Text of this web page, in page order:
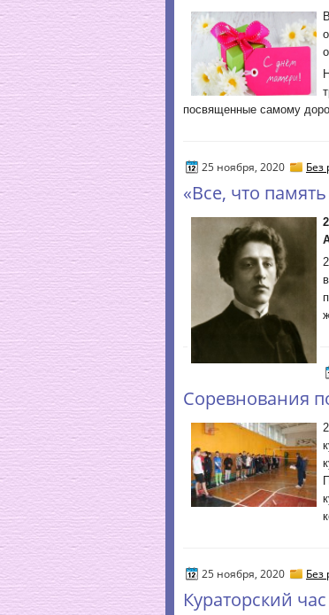
посвященные самому
25 ноября, 2020 Без
«Все, что
Cоревнования
25 ноября, 2020 Без
Кураторский час